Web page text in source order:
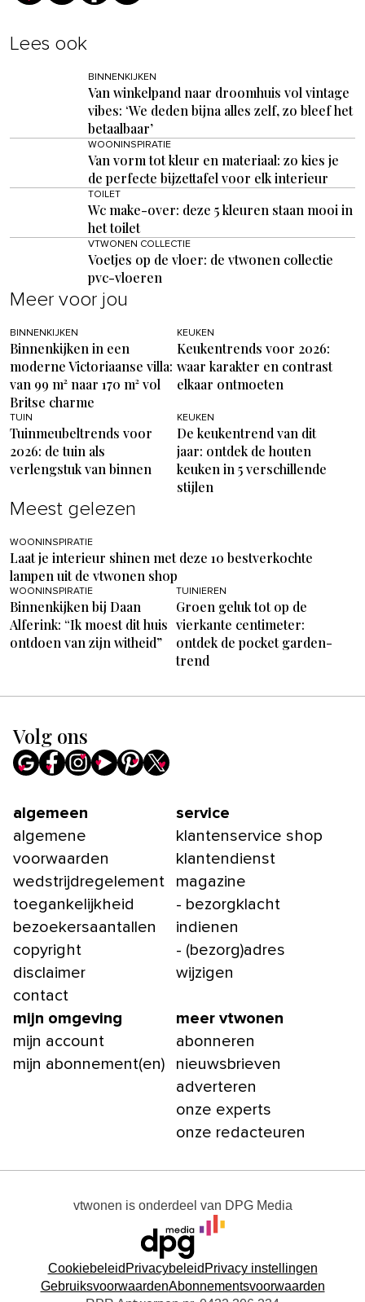
Lees ook
BINNENKIJKEN
Van winkelpand naar droomhuis vol vintage
vibes: ‘We deden bijna alles zelf, zo bleef het
betaalbaar’
WOONINSPIRATIE
Van vorm tot kleur en materiaal: zo kies je
de perfecte bijzettafel voor elk interieur
TOILET
Wc make-over: deze 5 kleuren staan mooi in
het toilet
VTWONEN COLLECTIE
Voetjes op de vloer: de vtwonen collectie
pvc-vloeren
Meer voor jou
BINNENKIJKEN
Binnenkijken in een
moderne Victoriaanse villa:
van 99 m² naar 170 m² vol
Britse charme
KEUKEN
Keukentrends voor 2026:
waar karakter en contrast
elkaar ontmoeten
TUIN
Tuinmeubeltrends voor
2026: de tuin als
verlengstuk van binnen
KEUKEN
De keukentrend van dit
jaar: ontdek de houten
keuken in 5 verschillende
stijlen
Meest gelezen
WOONINSPIRATIE
Laat je interieur shinen met deze 10 bestverkochte
lampen uit de vtwonen shop
WOONINSPIRATIE
Binnenkijken bij Daan
Alferink: “Ik moest dit huis
ontdoen van zijn witheid”
TUINIEREN
Groen geluk tot op de
vierkante centimeter:
ontdek de pocket garden-
trend
Volg ons
algemeen
algemene
voorwaarden
wedstrijdregelement
toegankelijkheid
bezoekersaantallen
copyright
disclaimer
contact
service
klantenservice shop
klantendienst
magazine
- bezorgklacht
indienen
- (bezorg)adres
wijzigen
mijn omgeving
mijn account
mijn abonnement(en)
meer vtwonen
abonneren
nieuwsbrieven
adverteren
onze experts
onze redacteuren
vtwonen is onderdeel van DPG Media
Cookiebeleid Privacybeleid Privacy instellingen
GebruiksvoorwaardenAbonnementsvoorwaarden